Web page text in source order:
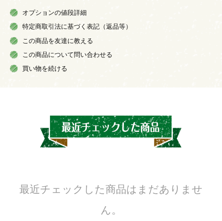
オプションの値段詳細
特定商取引法に基づく表記（返品等）
この商品を友達に教える
この商品について問い合わせる
買い物を続ける
最近チェックした商品はまだありませ
ん。